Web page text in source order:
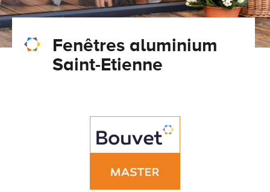
Fenêtres aluminium
Saint-Etienne
Conseils pour choisir
Demander un devis
Tous nos accessoires volets roulants
Tous nos accessoires volets battants
Classique
Accessoires
Télécharger le catalogue